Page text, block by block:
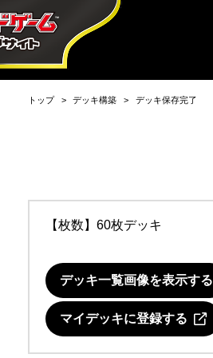
トップ デッキ構築 デッキ保存完了
【枚数】60枚デッキ
デッキ一覧画像を表示する
マイデッキに登録する